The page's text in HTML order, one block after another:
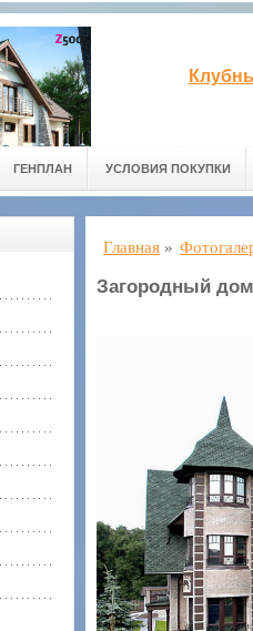
ГЕНПЛАН УСЛОВИЯ ПОКУПКИ
Главная »
Загородный